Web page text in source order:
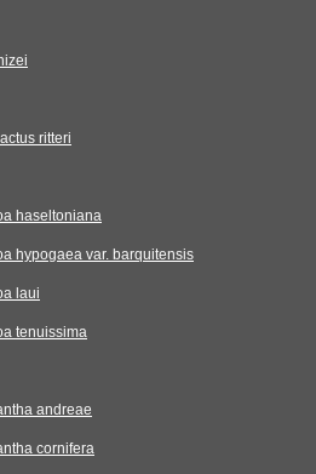
ritteri
haseltoniana
hypogaea var. barquitensis
laui
tenuissima
andreae
cornifera